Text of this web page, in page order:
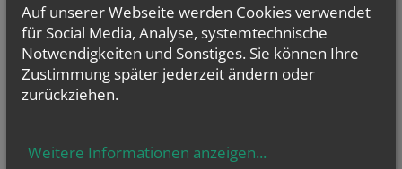
Evangelium
von heute
Mt 17, 1–9 Fest der Verklärung des Herrn
Er wurde vor ihnen verwandelt; sein Gesicht leuchtete wie die Sonne
Auf unserer Webseite werden Cookies verwendet
für Social Media, Analyse, systemtechnische
Notwendigkeiten und Sonstiges. Sie können Ihre
Zustimmung später jederzeit ändern oder
zurückziehen.
Weitere Informationen anzeigen...